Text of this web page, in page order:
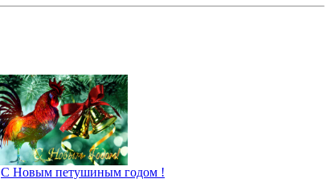
С Новым петушиным годом !